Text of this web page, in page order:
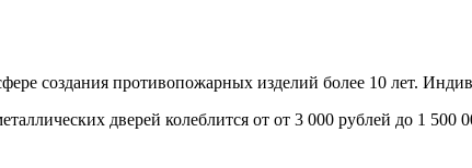
создания противопожарных изделий более 10 лет.
дверей колеблится от от 3 000 рублей до 1 500